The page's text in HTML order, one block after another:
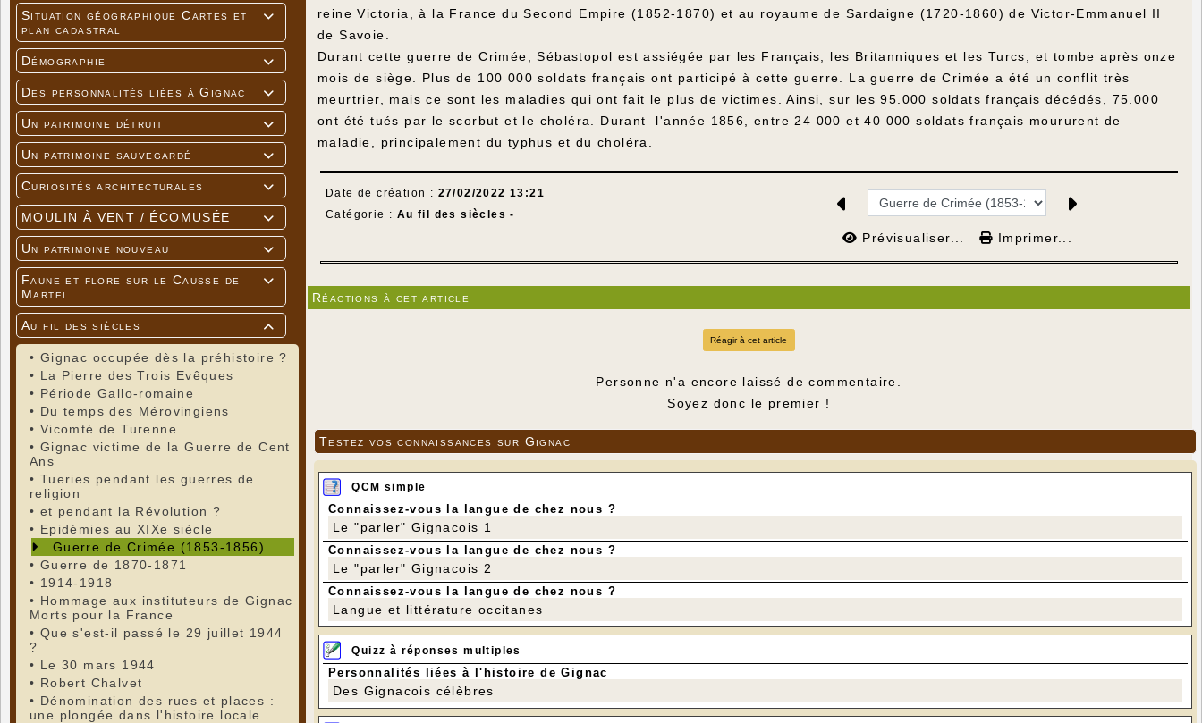

Situation géographique Cartes et
plan cadastral

Démographie

Des personnalités liées à Gignac

Un patrimoine détruit

Un patrimoine sauvegardé

Curiosités architecturales

MOULIN À VENT / ÉCOMUSÉE

Un patrimoine nouveau

Faune et flore sur le Causse de
Martel

Au fil des siècles
• Gignac occupée dès la préhistoire ?
• La Pierre des Trois Evêques
• Période Gallo-romaine
• Du temps des Mérovingiens
• Vicomté de Turenne
• Gignac victime de la Guerre de Cent
Ans
• Tueries pendant les guerres de
religion
• et pendant la Révolution ?
• Epidémies au XIXe siècle
Guerre de Crimée (1853-1856)
• Guerre de 1870-1871
• 1914-1918
• Hommage aux instituteurs de Gignac
Morts pour la France
• Que s'est-il passé le 29 juillet 1944
?
• Le 30 mars 1944
• Robert Chalvet
• Dénomination des rues et places :
une plongée dans l'histoire locale
reine Victoria, à la France du Second Empire (1852-1870) et au royaume de Sardaigne (1720-1860) de Victor-Emmanuel II
de Savoie.
Durant cette guerre de Crimée, Sébastopol est assiégée par les Français, les Britanniques et les Turcs, et tombe après onze
mois de siège. Plus de 100 000 soldats français ont participé à cette guerre. La guerre de Crimée a été un conflit très
meurtrier, mais ce sont les maladies qui ont fait le plus de victimes. Ainsi, sur les 95.000 soldats français décédés, 75.000
ont été tués par le scorbut et le choléra. Durant l'année 1856, entre 24 000 et 40 000 soldats français moururent de
maladie, principalement du typhus et du choléra.
Date de création : 27/02/2022 13:21
Catégorie : Au fil des siècles -
Prévisualiser... Imprimer...
Réactions à cet article
Réagir à cet article
Personne n'a encore laissé de commentaire.
Soyez donc le premier !
Testez vos connaissances sur Gignac
QCM simple
Connaissez-vous la langue de chez nous ?
Le "parler" Gignacois 1
Connaissez-vous la langue de chez nous ?
Le "parler" Gignacois 2
Connaissez-vous la langue de chez nous ?
Langue et littérature occitanes
Quizz à réponses multiples
Personnalités liées à l'histoire de Gignac
Des Gignacois célèbres